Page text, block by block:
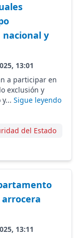
nacional y
13:01
a participar en
exclusión y
Sigue leyendo
del Estado
arrocera
13:11